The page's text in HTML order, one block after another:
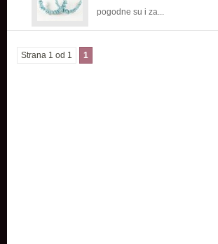
pogodne su i za...
Strana 1 od 1 1